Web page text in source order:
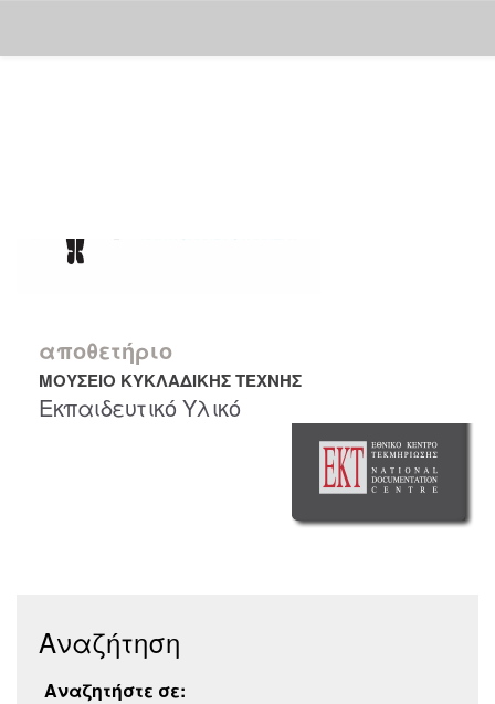
αποθετήριο
ΜΟΥΣΕΙΟ ΚΥΚΛΑΔΙΚΗΣ ΤΕΧΝΗΣ
Εκπαιδευτικό Υλικό
Αναζήτηση
Αναζητήστε σε: